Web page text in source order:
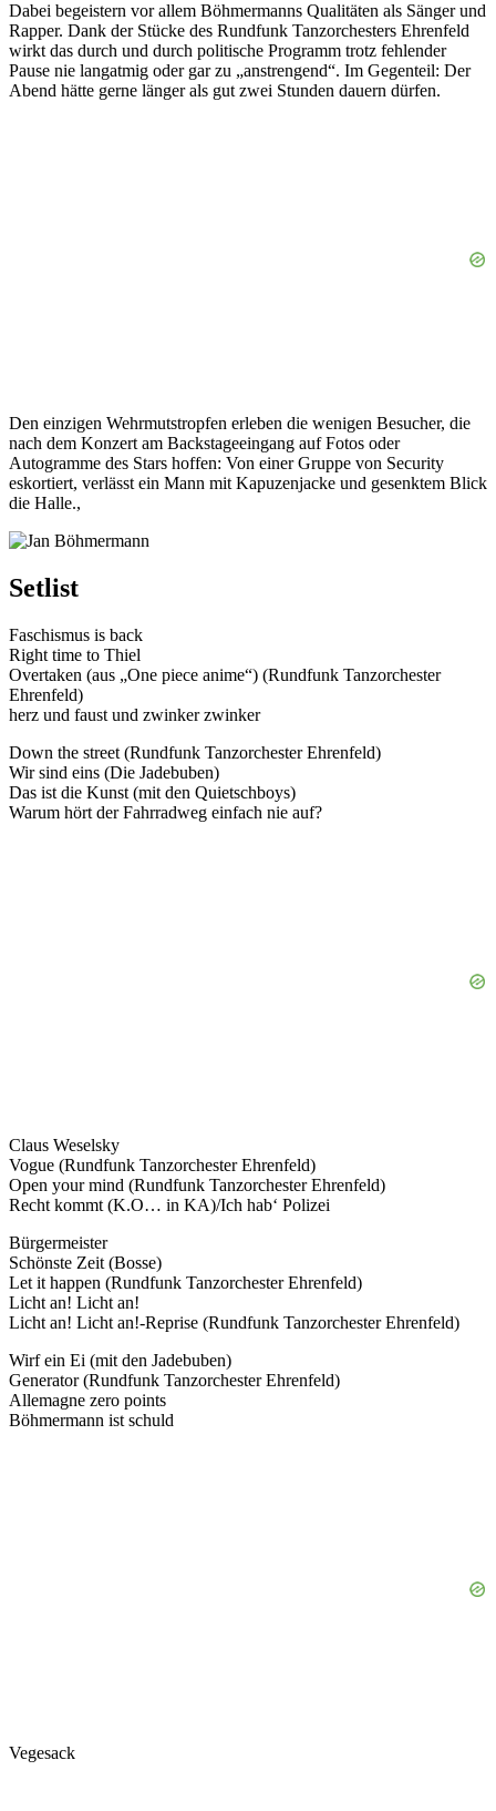
Dabei begeistern vor allem Böhmermanns Qualitäten als Sänger und
Rapper. Dank der Stücke des Rundfunk Tanzorchesters Ehrenfeld
wirkt das durch und durch politische Programm trotz fehlender
Pause nie langatmig oder gar zu „anstrengend“. Im Gegenteil: Der
Abend hätte gerne länger als gut zwei Stunden dauern dürfen.
Den einzigen Wehrmutstropfen erleben die wenigen Besucher, die
nach dem Konzert am Backstageeingang auf Fotos oder
Autogramme des Stars hoffen: Von einer Gruppe von Security
eskortiert, verlässt ein Mann mit Kapuzenjacke und gesenktem Blick
die Halle.,
Setlist
Faschismus is back
Right time to Thiel
Overtaken (aus „One piece anime“) (Rundfunk Tanzorchester
Ehrenfeld)
herz und faust und zwinker zwinker
Down the street (Rundfunk Tanzorchester Ehrenfeld)
Wir sind eins (Die Jadebuben)
Das ist die Kunst (mit den Quietschboys)
Warum hört der Fahrradweg einfach nie auf?
Claus Weselsky
Vogue (Rundfunk Tanzorchester Ehrenfeld)
Open your mind (Rundfunk Tanzorchester Ehrenfeld)
Recht kommt (K.O… in KA)/Ich hab‘ Polizei
Bürgermeister
Schönste Zeit (Bosse)
Let it happen (Rundfunk Tanzorchester Ehrenfeld)
Licht an! Licht an!
Licht an! Licht an!-Reprise (Rundfunk Tanzorchester Ehrenfeld)
Wirf ein Ei (mit den Jadebuben)
Generator (Rundfunk Tanzorchester Ehrenfeld)
Allemagne zero points
Böhmermann ist schuld
Vegesack